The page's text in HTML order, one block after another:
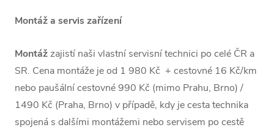
Montáž a servis zařízení
Montážzajistí naši vlastní servisní technici po celé ČR a
SR. Cena montáže je od 1 980 Kč + cestovné 16 Kč/km
nebo paušální cestovné 990 Kč (mimo Prahu, Brno) /
1490 Kč (Praha, Brno) v případě, kdy je cesta technika
spojená s dalšími montážemi nebo servisem po cestě